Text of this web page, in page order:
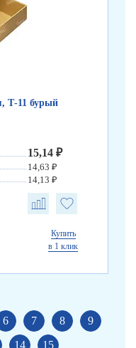
Т-11 бурый
15,14 ₽
14,63 ₽
14,13 ₽
Купить
в 1 клик
6 7 8
9
14 15